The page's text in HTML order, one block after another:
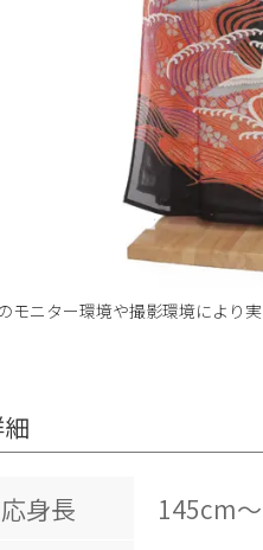
モニター環境や撮影環境により
身長
145cm